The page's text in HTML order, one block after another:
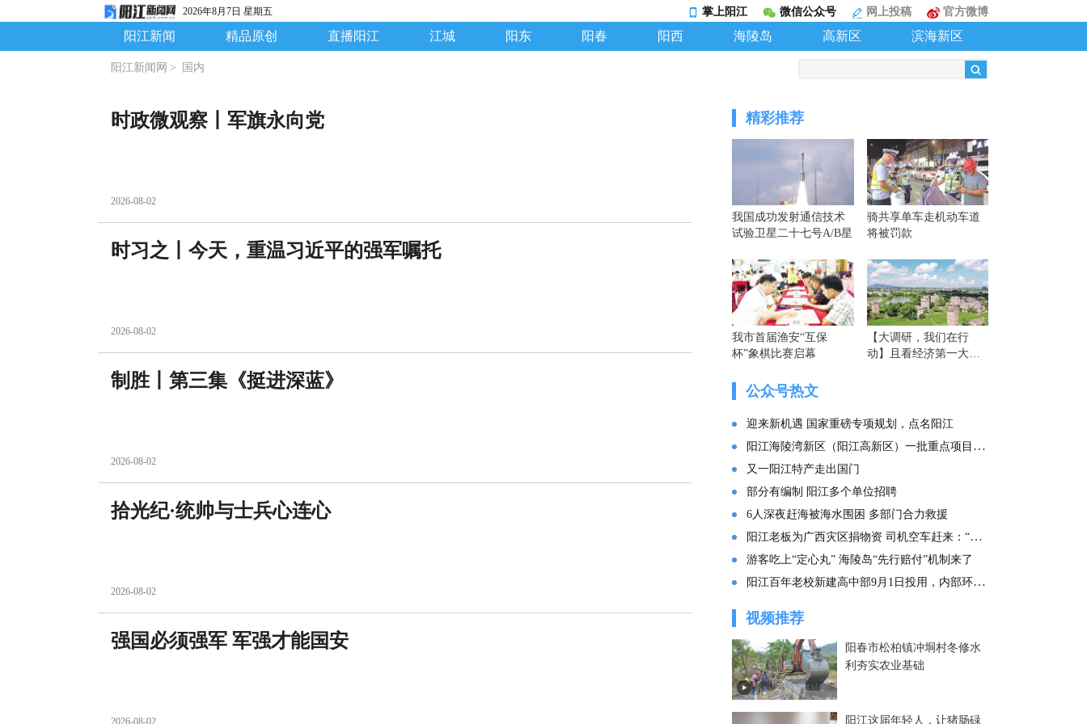
2026年8月7日 星期五 掌上阳江 微信公众号 网上投稿 官方微博
阳江新闻 精品原创 直播阳江 江城 阳东 阳春 阳西 海陵岛 高新区 滨海新区
阳江新闻网 > 国内
时政微观察丨军旗永向党
2026-08-02
时习之丨今天，重温习近平的强军嘱托
2026-08-02
制胜丨第三集《挺进深蓝》
2026-08-02
拾光纪·统帅与士兵心连心
2026-08-02
强国必须强军 军强才能国安
2026-08-02
精彩推荐
我国成功发射通信技术
试验卫星二十七号A/B星
骑共享单车走机动车道
将被罚款
我市首届渔安“互保
杯”象棋比赛启幕
【大调研，我们在行
动】且看经济第一大省
公众号热文
迎来新机遇 国家重磅专项规划，点名阳江
阳江海陵湾新区（阳江高新区）一批重点项目集中投产
又一阳江特产走出国门
部分有编制 阳江多个单位招聘
6人深夜赶海被海水围困 多部门合力救援
阳江老板为广西灾区捐物资 司机空车赶来：“免费拉！”
游客吃上“定心丸” 海陵岛“先行赔付”机制来了
阳江百年老校新建高中部9月1日投用，内部环境曝光
视频推荐
阳春市松柏镇冲垌村冬修水
利夯实农业基础
阳江这届年轻人，让猪肠碌